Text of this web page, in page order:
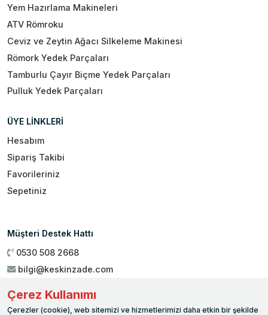
Yem Hazırlama Makineleri
ATV Römroku
Ceviz ve Zeytin Ağacı Silkeleme Makinesi
Römork Yedek Parçaları
Tamburlu Çayır Biçme Yedek Parçaları
Pulluk Yedek Parçaları
ÜYE LİNKLERİ
Hesabım
Sipariş Takibi
Favorileriniz
Sepetiniz
Müşteri Destek Hattı
0530 508 2668
bilgi@keskinzade.com
Genel Merkez: Yükseliş Mah. 1461. Sokak No:2/1 19 Mayıs
Çerez Kullanımı
Çerezler (cookie), web sitemizi ve hizmetlerimizi daha etkin bir şekilde